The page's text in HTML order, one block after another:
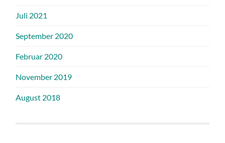
Juli 2021
September 2020
Februar 2020
November 2019
August 2018